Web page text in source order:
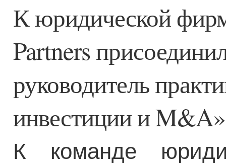
К юридической
Partners
руководитель
инвестиции и
К команде